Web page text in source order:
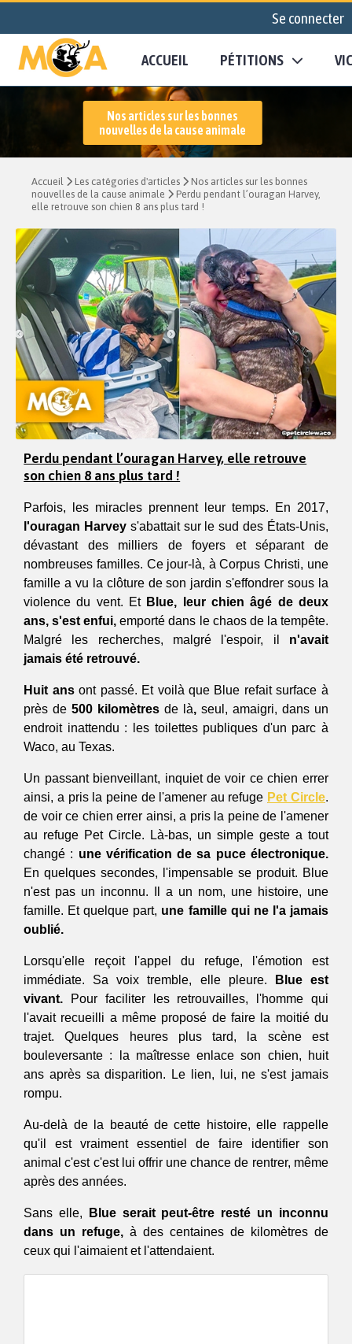
Se connecter
ACCUEIL PÉTITIONS
Nos articles sur les bonnes
nouvelles de la cause animale
Accueil Les catégories d'articles
Nos articles sur les bonnes
nouvelles de la cause animale
Perdu pendant l’ouragan Harvey,
elle retrouve son chien 8 ans plus tard !
Perdu pendant l’ouragan Harvey, elle retrouve
son chien 8 ans plus tard !
Parfois, les miracles prennent leur temps. En 2017,
l'ouragan Harvey s'abattait sur le sud des États-Unis,
dévastant des milliers de foyers et séparant de
nombreuses familles. Ce jour-là, à Corpus Christi, une
famille a vu la clôture de son jardin s'effondrer sous la
violence du vent. Et Blue, leur chien âgé de deux
ans, s'est enfui, emporté dans le chaos de la tempête.
Malgré les recherches, malgré l'espoir, il n'avait
jamais été retrouvé.
Huit ans ont passé. Et voilà que Blue refait surface à
près de 500 kilomètres de là, seul, amaigri, dans un
endroit inattendu : les toilettes publiques d'un parc à
Waco, au Texas.
Un passant bienveillant, inquiet de voir ce chien errer
ainsi, a pris la peine de l'amener au refuge Pet Circle.
de voir ce chien errer ainsi, a pris la peine de l'amener
au refuge Pet Circle. Là-bas, un simple geste a tout
changé : une vérification de sa puce électronique.
En quelques secondes, l'impensable se produit. Blue
n'est pas un inconnu. Il a un nom, une histoire, une
famille. Et quelque part, une famille qui ne l'a jamais
oublié.
Lorsqu'elle reçoit l'appel du refuge, l'émotion est
immédiate. Sa voix tremble, elle pleure. Blue est
vivant.
Pour faciliter les retrouvailles, l'homme qui
l'avait recueilli a même proposé de faire la moitié du
trajet. Quelques heures plus tard, la scène est
bouleversante : la maîtresse enlace son chien, huit
ans après sa disparition. Le lien, lui, ne s'est jamais
rompu.
Au-delà de la beauté de cette histoire, elle rappelle
qu'il est vraiment essentiel de faire identifier son
animal c'est c'est lui offrir une chance de rentrer, même
après des années.
Sans elle,
Blue serait peut-être resté un inconnu
dans un refuge, à des centaines de kilomètres de
ceux qui l'aimaient et l'attendaient.